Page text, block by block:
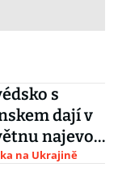
s
dají v
najevo
společně
na Ukrajině